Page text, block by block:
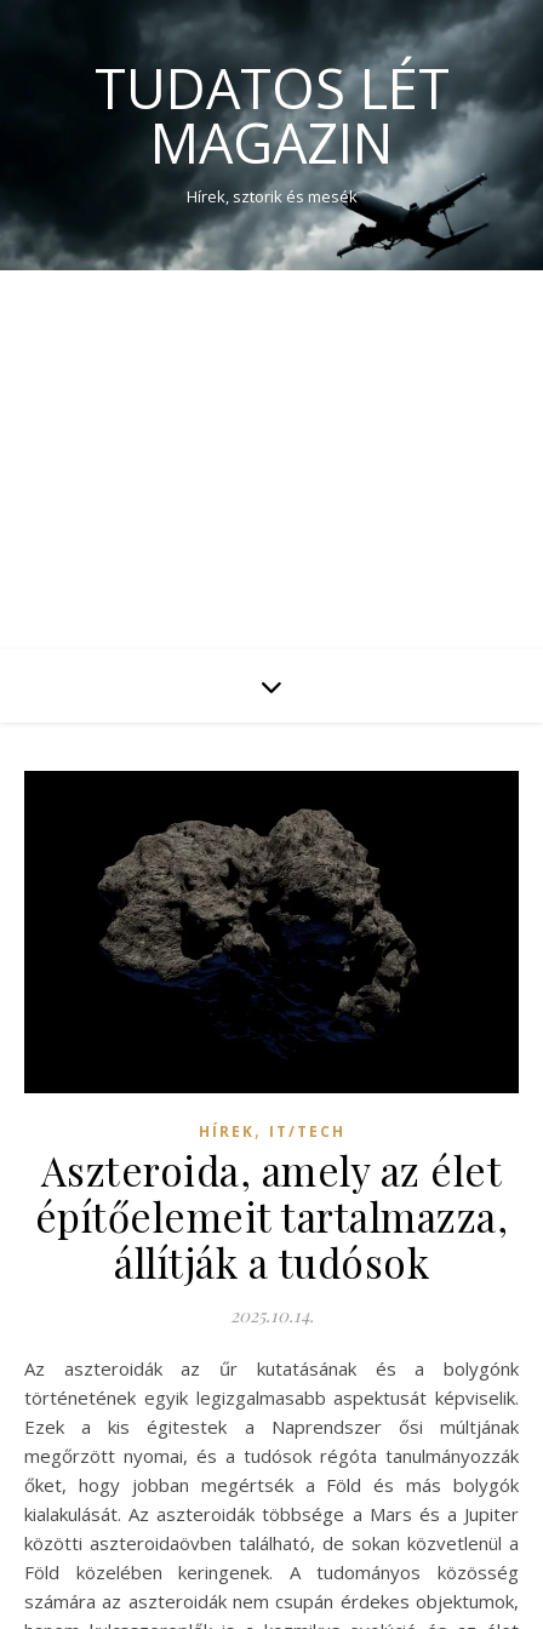
TUDATOS LÉT
MAGAZIN
Hírek, sztorik és mesék
HÍREK, IT/TECH
Aszteroida, amely az élet
építőelemeit tartalmazza,
állítják a tudósok
2025.10.14.
Az aszteroidák az űr kutatásának és a bolygónk
történetének egyik legizgalmasabb aspektusát képviselik.
Ezek a kis égitestek a Naprendszer ősi múltjának
megőrzött nyomai, és a tudósok régóta tanulmányozzák
őket, hogy jobban megértsék a Föld és más bolygók
kialakulását. Az aszteroidák többsége a Mars és a Jupiter
közötti aszteroidaövben található, de sokan közvetlenül a
Föld közelében keringenek. A tudományos közösség
számára az aszteroidák nem csupán érdekes objektumok,